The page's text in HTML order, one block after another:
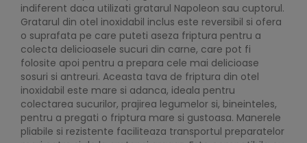
indiferent daca utilizati gratarul Napoleon sau cuptorul.
Gratarul din otel inoxidabil inclus este reversibil si ofera
o suprafata pe care puteti aseza friptura pentru a
colecta delicioasele sucuri din carne, care pot fi
folosite apoi pentru a prepara cele mai delicioase
sosuri si antreuri. Aceasta tava de friptura din otel
inoxidabil este mare si adanca, ideala pentru
colectarea sucurilor, prajirea legumelor si, bineinteles,
pentru a pregati o friptura mare si gustoasa. Manerele
pliabile si rezistente faciliteaza transportul preparatelor